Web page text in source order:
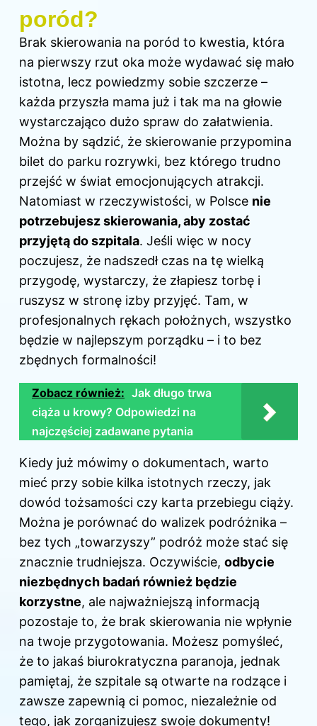
poród?
Brak skierowania na poród to kwestia, która
na pierwszy rzut oka może wydawać się mało
istotna, lecz powiedzmy sobie szczerze –
każda przyszła mama już i tak ma na głowie
wystarczająco dużo spraw do załatwienia.
Można by sądzić, że skierowanie przypomina
bilet do parku rozrywki, bez którego trudno
przejść w świat emocjonujących atrakcji.
Natomiast w rzeczywistości, w Polsce nie
potrzebujesz skierowania, aby zostać
przyjętą do szpitala. Jeśli więc w nocy
poczujesz, że nadszedł czas na tę wielką
przygodę, wystarczy, że złapiesz torbę i
ruszysz w stronę izby przyjęć. Tam, w
profesjonalnych rękach położnych, wszystko
będzie w najlepszym porządku – i to bez
zbędnych formalności!
Zobacz również: Jak długo trwa
ciąża u krowy? Odpowiedzi na
najczęściej zadawane pytania
Kiedy już mówimy o dokumentach, warto
mieć przy sobie kilka istotnych rzeczy, jak
dowód tożsamości czy karta przebiegu ciąży.
Można je porównać do walizek podróżnika –
bez tych „towarzyszy” podróż może stać się
znacznie trudniejsza. Oczywiście, odbycie
niezbędnych badań również będzie
korzystne, ale najważniejszą informacją
pozostaje to, że brak skierowania nie wpłynie
na twoje przygotowania. Możesz pomyśleć,
że to jakaś biurokratyczna paranoja, jednak
pamiętaj, że szpitale są otwarte na rodzące i
zawsze zapewnią ci pomoc, niezależnie od
tego, jak zorganizujesz swoje dokumenty!